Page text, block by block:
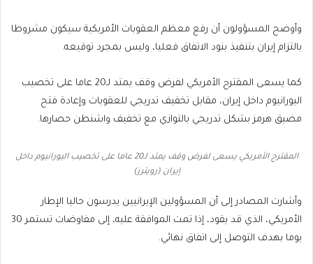
وأوضح المسؤولون أن رفع معظم العقوبات الأمريكية سيكون مشروطا
بالتزام إيران بتنفيذ بنود الاتفاق فعليا، وليس بمجرد توقيعه.
كما يسعى المقترح الأمريكي لفرض وقف يمتد لـ20 عاما على تخصيب
اليورانيوم داخل إيران، مقابل تخفيف تدريجي للعقوبات وإعادة فتح
مضيق هرمز بشكل تدريجي بالتوازي مع تخفيف واشنطن حصارها.
المقترح الأمريكي يسعى لفرض وقف يمتد لـ20 عاما على تخصيب اليورانيوم داخل
إيران (رويترز)
وأشارت المصادر إلى أن المسؤولين الإيرانيين يدرسون حاليا الإطار
الأمريكي، الذي قد يقود، إذا تمت الموافقة عليه، إلى مفاوضات تستمر 30
يوما بهدف التوصل إلى اتفاق نهائي.